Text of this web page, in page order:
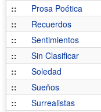
::
Prosa Poética
::
Recuerdos
::
Sentimientos
::
Sin Clasificar
::
Soledad
::
Sueños
::
Surrealistas